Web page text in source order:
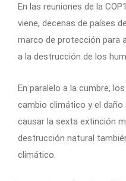
En las reuniones de la
viene, decenas de países
marco de protección para
a la destrucción de los
En paralelo a la cumbre,
cambio climático y el daño
causar la sexta extinción
destrucción natural
climático.